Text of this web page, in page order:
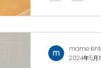
mame
2024年5月